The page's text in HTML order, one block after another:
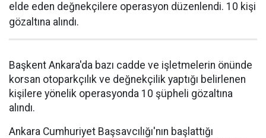
elde eden değnekçilere operasyon düzenlendi. 10 kişi
gözaltına alındı.
Başkent Ankara'da bazı cadde ve işletmelerin önünde
korsan otoparkçılık ve değnekçilik yaptığı belirlenen
kişilere yönelik operasyonda 10 şüpheli gözaltına
alındı.
Ankara Cumhuriyet Başsavcılığı'nın başlattığı